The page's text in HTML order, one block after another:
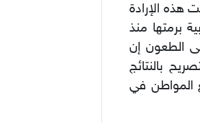
هذه الإرادة
برمتها منذ
الطعون إن
بالنتائج
المواطن في